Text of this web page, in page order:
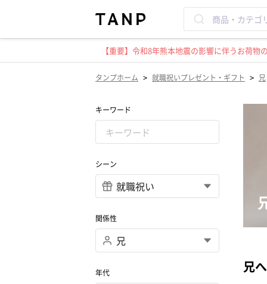
【重要】令和8年熊本地震の影響に伴うお荷
タンプホーム > 就職祝いプレゼント・ギフト > 兄
キーワード
シーン
関係性
年代 兄